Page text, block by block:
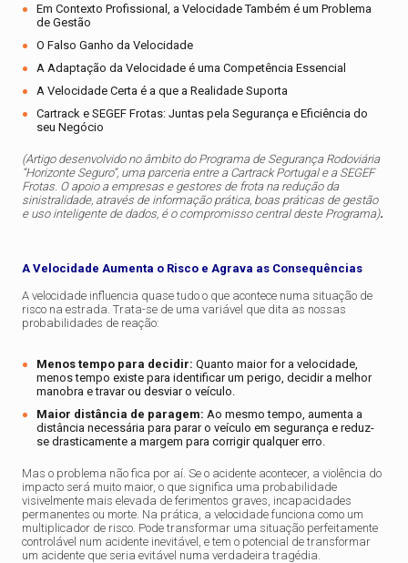
Em Contexto Profissional, a Velocidade Também é um Problema
de Gestão
O Falso Ganho da Velocidade
A Adaptação da Velocidade é uma Competência Essencial
A Velocidade Certa é a que a Realidade Suporta
Cartrack e SEGEF Frotas: Juntas pela Segurança e Eficiência do
seu Negócio
(Artigo desenvolvido no âmbito do Programa de Segurança Rodoviária
“Horizonte Seguro”, uma parceria entre a Cartrack Portugal e a SEGEF
Frotas. O apoio a empresas e gestores de frota na redução da
sinistralidade, através de informação prática, boas práticas de gestão
e uso inteligente de dados, é o compromisso central deste Programa).
A Velocidade Aumenta o Risco e Agrava as Consequências
A velocidade influencia quase tudo o que acontece numa situação de
risco na estrada. Trata-se de uma variável que dita as nossas
probabilidades de reação:
Menos tempo para decidir: Quanto maior for a velocidade,
menos tempo existe para identificar um perigo, decidir a melhor
manobra e travar ou desviar o veículo.
Maior distância de paragem: Ao mesmo tempo, aumenta a
distância necessária para parar o veículo em segurança e reduz-
se drasticamente a margem para corrigir qualquer erro.
Mas o problema não fica por aí. Se o acidente acontecer, a violência do
impacto será muito maior, o que significa uma probabilidade
visivelmente mais elevada de ferimentos graves, incapacidades
permanentes ou morte. Na prática, a velocidade funciona como um
multiplicador de risco. Pode transformar uma situação perfeitamente
controlável num acidente inevitável, e tem o potencial de transformar
um acidente que seria evitável numa verdadeira tragédia.